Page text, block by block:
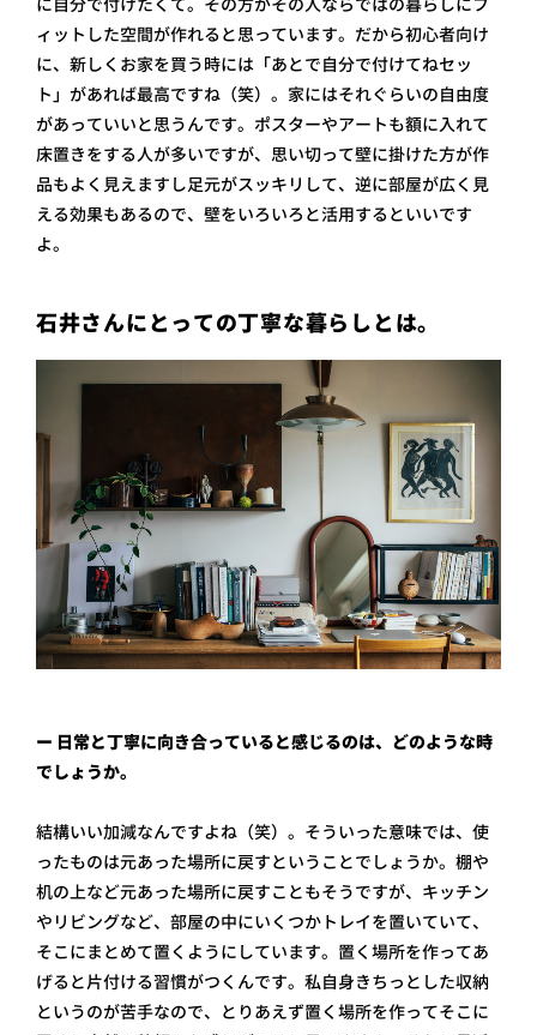
ィットした空間が作れると思っています。だから初心者向け
に、新しくお家を買う時には「あとで自分で付けてねセッ
ト」があれば最高ですね（笑）。家にはそれぐらいの自由度
があっていいと思うんです。ポスターやアートも額に入れて
床置きをする人が多いですが、思い切って壁に掛けた方が作
品もよく見えますし足元がスッキリして、逆に部屋が広く見
える効果もあるので、壁をいろいろと活用するといいです
よ。
石井さんにとっての丁寧な暮らしとは。
ー 日常と丁寧に向き合っていると感じるのは、どのような時
でしょうか。
結構いい加減なんですよね（笑）。そういった意味では、使
ったものは元あった場所に戻すということでしょうか。棚や
机の上など元あった場所に戻すこともそうですが、キッチン
やリビングなど、部屋の中にいくつかトレイを置いていて、
そこにまとめて置くようにしています。置く場所を作ってあ
げると片付ける習慣がつくんです。私自身きちっとした収納
というのが苦手なので、とりあえず置く場所を作ってそこに